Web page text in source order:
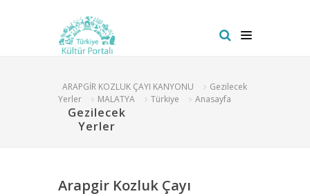
ARAPGİR KOZLUK ÇAYI KANYONU
Gezilecek
Yerler
MALATYA Türkiye Anasayfa
Gezilecek
Yerler
Arapgir Kozluk Çayı